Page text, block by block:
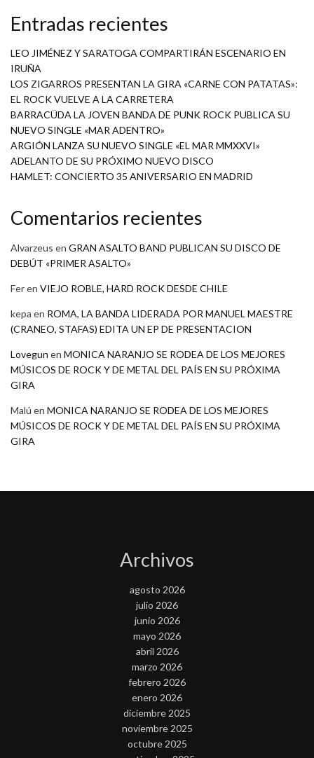
Entradas recientes
LEO JIMÉNEZ Y SARATOGA COMPARTIRÁN ESCENARIO EN
IRUÑA
LOS ZIGARROS PRESENTAN LA GIRA «CARNE CON PATATAS»:
EL ROCK VUELVE A LA CARRETERA
BARRACÜDA LA JOVEN BANDA DE PUNK ROCK PUBLICA SU
NUEVO SINGLE «MAR ADENTRO»
ARGIÓN LANZA SU NUEVO SINGLE «EL MAR MMXXVI»
ADELANTO DE SU PRÓXIMO NUEVO DISCO
HAMLET: CONCIERTO 35 ANIVERSARIO EN MADRID
Comentarios recientes
Alvarzeus en GRAN ASALTO BAND PUBLICAN SU DISCO DE
DEBÚT «PRIMER ASALTO»
Feren VIEJO ROBLE, HARD ROCK DESDE CHILE
kepa en ROMA, LA BANDA LIDERADA POR MANUEL MAESTRE
(CRANEO, STAFAS) EDITA UN EP DE PRESENTACION
Lovegun en MONICA NARANJO SE RODEA DE LOS MEJORES
MÚSICOS DE ROCK Y DE METAL DEL PAÍS EN SU PRÓXIMA
GIRA
Malú en MONICA NARANJO SE RODEA DE LOS MEJORES
MÚSICOS DE ROCK Y DE METAL DEL PAÍS EN SU PRÓXIMA
GIRA
Archivos
agosto 2026
julio 2026
junio 2026
mayo 2026
abril 2026
marzo 2026
febrero 2026
enero 2026
diciembre 2025
noviembre 2025
octubre 2025